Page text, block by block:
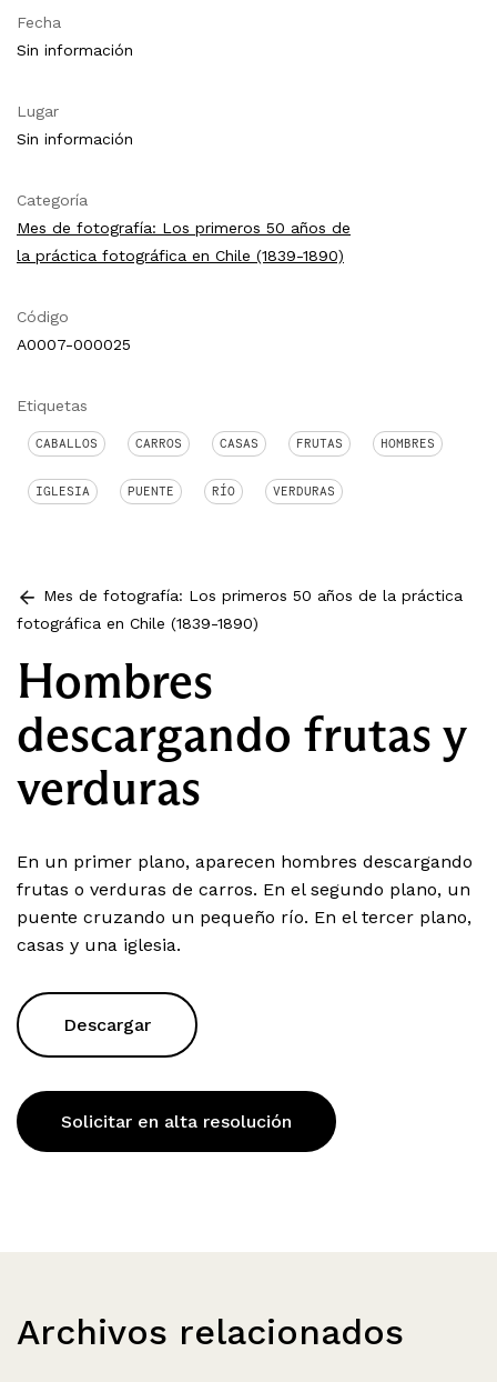
Fecha
Sin información
Lugar
Sin información
Categoría
Mes de fotografía: Los primeros 50 años de
la práctica fotográfica en Chile (1839-1890)
Código
A0007-000025
Etiquetas
CABALLOS CARROS CASAS FRUTAS HOMBRES
IGLESIA PUENTE RÍO VERDURAS
Mes de fotografía: Los primeros 50 años de la práctica
fotográfica en Chile (1839-1890)
Hombres
descargando frutas y
verduras
En un primer plano, aparecen hombres descargando
frutas o verduras de carros. En el segundo plano, un
puente cruzando un pequeño río. En el tercer plano,
casas y una iglesia.
Descargar
Solicitar en alta resolución
Archivos relacionados